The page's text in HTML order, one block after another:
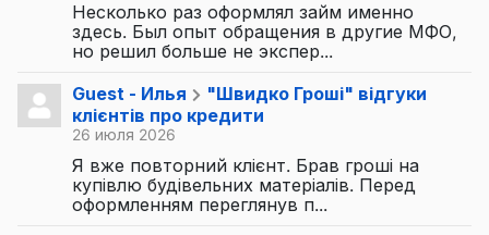
Несколько раз оформлял займ именно
здесь. Был опыт обращения в другие МФО,
но решил больше не экспер...
Guest - Илья
"Швидко Гроші" відгуки
клієнтів про кредити
26 июля 2026
Я вже повторний клієнт. Брав гроші на
купівлю будівельних матеріалів. Перед
оформленням переглянув п...